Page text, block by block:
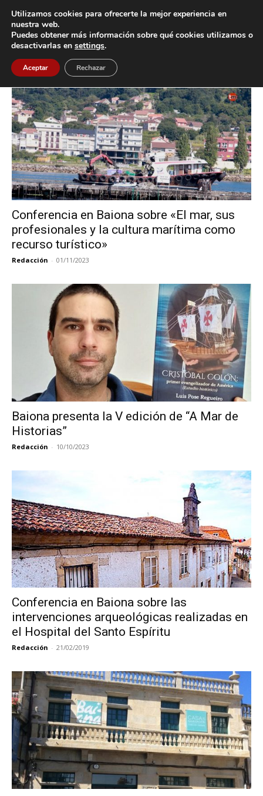
Inicio Etiquetas A Mar de Historias
Etiqueta: A Mar de Historias
Conferencia en Baiona sobre «El mar, sus
profesionales y la cultura marítima como
recurso turístico»
Redacción - 01/11/2023
Baiona presenta la V edición de “A Mar de
Historias”
Redacción - 10/10/2023
Conferencia en Baiona sobre las
intervenciones arqueológicas realizadas en
el Hospital del Santo Espíritu
Redacción - 21/02/2019
Utilizamos cookies para ofrecerte la mejor experiencia en
nuestra web.
Puedes obtener más información sobre qué cookies utilizamos o
desactivarlas en settings.
Aceptar Rechazar